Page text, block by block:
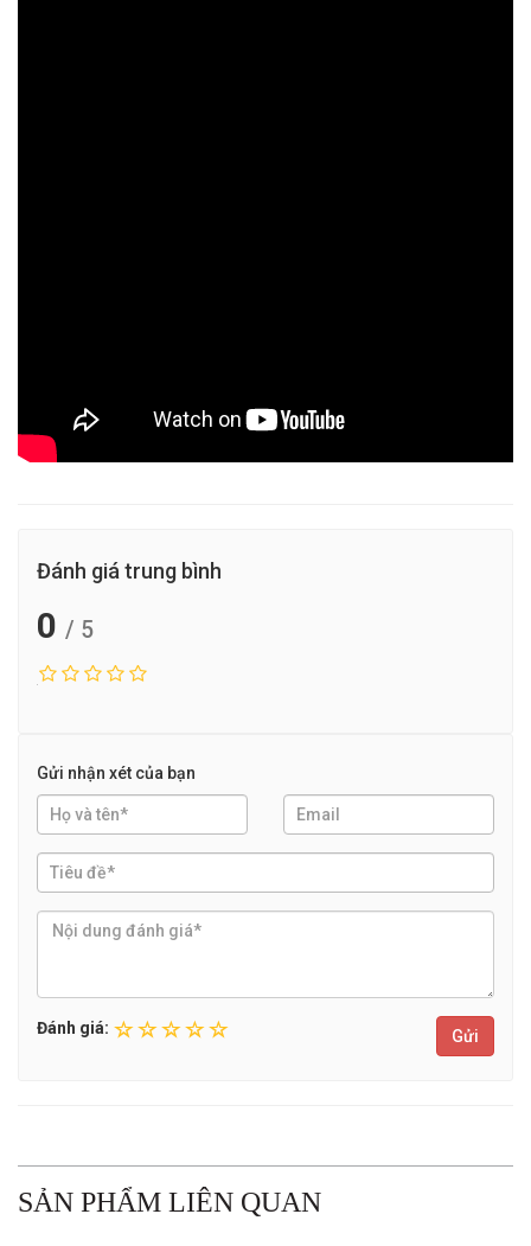
Đánh giá trung bình
0 / 5
Gửi nhận xét của bạn
Đánh giá: Gửi
SẢN PHẨM LIÊN QUAN